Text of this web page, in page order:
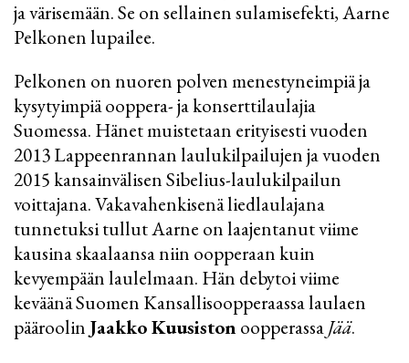
ja värisemään. Se on sellainen sulamisefekti, Aarne
Pelkonen lupailee.
Pelkonen on nuoren polven menestyneimpiä ja
kysytyimpiä ooppera- ja konserttilaulajia
Suomessa. Hänet muistetaan erityisesti vuoden
2013 Lappeenrannan laulukilpailujen ja vuoden
2015 kansainvälisen Sibelius-laulukilpailun
voittajana. Vakavahenkisenä liedlaulajana
tunnetuksi tullut Aarne on laajentanut viime
kausina skaalaansa niin oopperaan kuin
kevyempään laulelmaan. Hän debytoi viime
keväänä Suomen Kansallisoopperaassa laulaen
pääroolin Jaakko Kuusiston oopperassaJää.